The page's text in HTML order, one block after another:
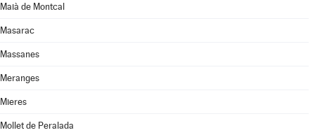
Maià de Montcal
Masarac
Massanes
Meranges
Mieres
Mollet de Peralada